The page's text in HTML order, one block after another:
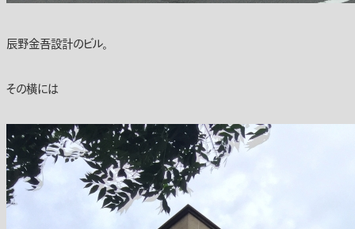
辰野金吾設計のビル。
その横には